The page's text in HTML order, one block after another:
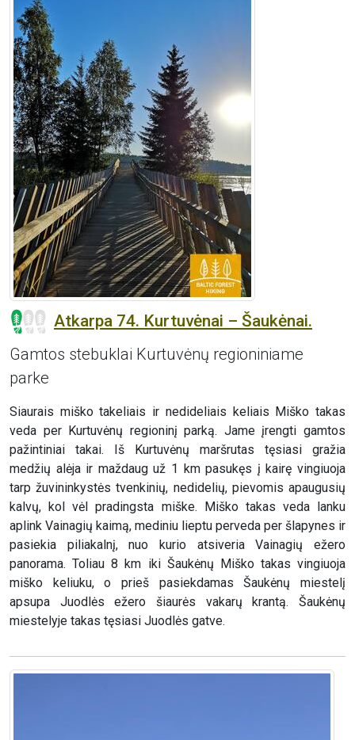
Atkarpa 74. Kurtuvėnai – Šaukėnai.
Gamtos stebuklai Kurtuvėnų regioniniame
parke
Siaurais miško takeliais ir nedideliais keliais Miško takas
veda per Kurtuvėnų regioninį parką. Jame įrengti gamtos
pažintiniai takai. Iš Kurtuvėnų maršrutas tęsiasi gražia
medžių alėja ir maždaug už 1 km pasukęs į kairę vingiuoja
tarp žuvininkystės tvenkinių, nedidelių, pievomis apaugusių
kalvų, kol vėl pradingsta miške. Miško takas veda lanku
aplink Vainagių kaimą, mediniu lieptu perveda per šlapynes ir
pasiekia piliakalnį, nuo kurio atsiveria Vainagių ežero
panorama. Toliau 8 km iki Šaukėnų Miško takas vingiuoja
miško keliuku, o prieš pasiekdamas Šaukėnų miestelį
apsupa Juodlės ežero šiaurės vakarų krantą. Šaukėnų
miestelyje takas tęsiasi Juodlės gatve.